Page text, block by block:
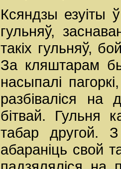
Ксяндзы езуіты
гульняў,
такіх гульняў,
За кляштарам
насыпалі
разбіваліся на
бітвай. Гульня
табар другой.
абараніць свой